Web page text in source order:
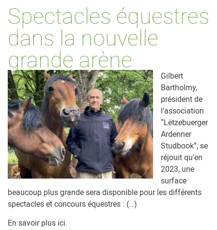
Spectacles équestres
dans la nouvelle
grande arène
Gilbert
Bartholmy,
président de
l’association
“Lëtzebuerger
Ardenner
Studbook”, se
réjouit qu’en
2023, une
surface
beaucoup plus grande sera disponible pour les différents
spectacles et concours équestres : (…)
En savoir plus ici.